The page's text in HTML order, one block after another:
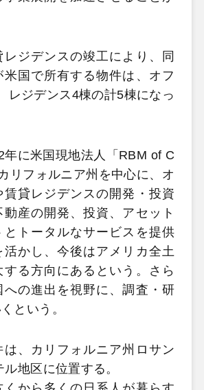
ジデンスの竣工により、同
国で所有する物件は、オフ
レジデンス4棟の計5棟になっ
に米国現地法人「RBM of C
リフォルニア州を中心に、オ
賃貸レジデンスの開発・投資
動産の開発、投資、アセット
とトータルなサービスを提供
活かし、今後はアメリカ全土
る方向にあるという。さら
への進出を視野に、調査・研
という。
、カリフォルニア州ロサン
地区に位置する。